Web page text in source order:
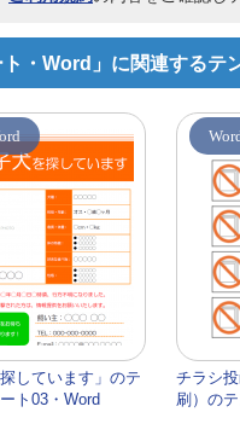
ト・Word」に関連するテ
探しています」のテ
ト03・Word
チラシ
刷）の